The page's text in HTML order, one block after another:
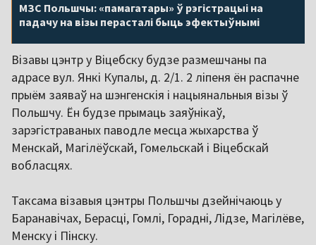
МЗС Польшчы: «памагатары» ў рэгістрацыі на
падачу на візы перасталі быць эфектыўнымі
Візавы цэнтр у Віцебску будзе размешчаны па
адрасе вул. Янкі Купалы, д. 2/1. 2 ліпеня ён распачне
прыём заяваў на шэнгенскія і нацыянальныя візы ў
Польшчу. Ён будзе прымаць заяўнікаў,
зарэгістраваных паводле месца жыхарства ў
Менскай, Магілёўскай, Гомельскай і Віцебскай
вобласцях.
Таксама візавыя цэнтры Польшчы дзейнічаюць у
Баранавічах, Берасці, Гомлі, Горадні, Лідзе, Магілёве,
Менску і Пінску.